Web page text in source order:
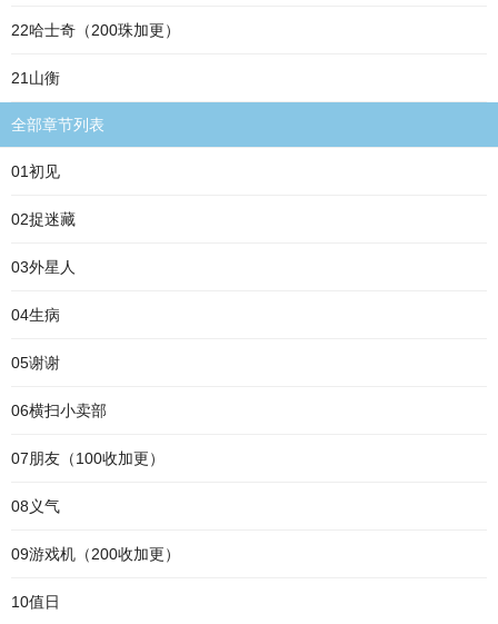
22哈士奇（200珠加更）
21山衡
全部章节列表
01初见
02捉迷藏
03外星人
04生病
05谢谢
06横扫小卖部
07朋友（100收加更）
08义气
09游戏机（200收加更）
10值日